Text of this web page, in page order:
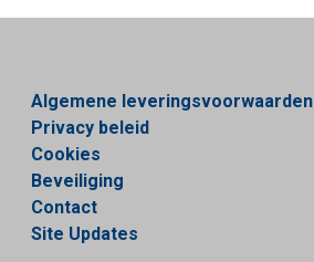
Algemene leveringsvoorwaarden
Privacy beleid
Cookies
Beveiliging
Contact
Site Updates